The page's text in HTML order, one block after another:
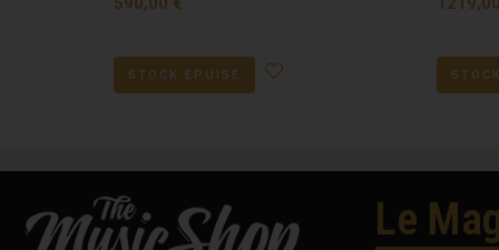
STOCK ÉPUISÉ
Le